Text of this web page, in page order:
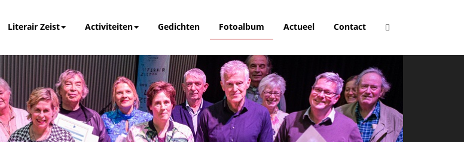
Literair Zeist Activiteiten Gedichten Fotoalbum Actueel Contact